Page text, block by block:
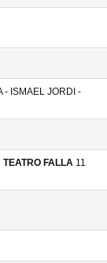
- ISMAEL JORDI -
TEATRO FALLA 11